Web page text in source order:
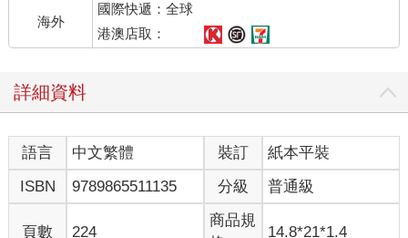
海外
國際快遞：全球
港澳店取：
詳細資料
語言 中文繁體 裝訂
紙本平裝
ISBN
9789865511135 分級 普通級
頁數 224
商品規
14.8*21*1.4